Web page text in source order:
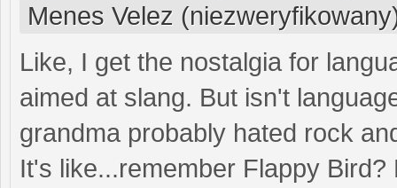
Menes Velez
Like, I get the nostalgia for
aimed at slang. But isn't
grandma probably hated rock
It's like...remember Flappy